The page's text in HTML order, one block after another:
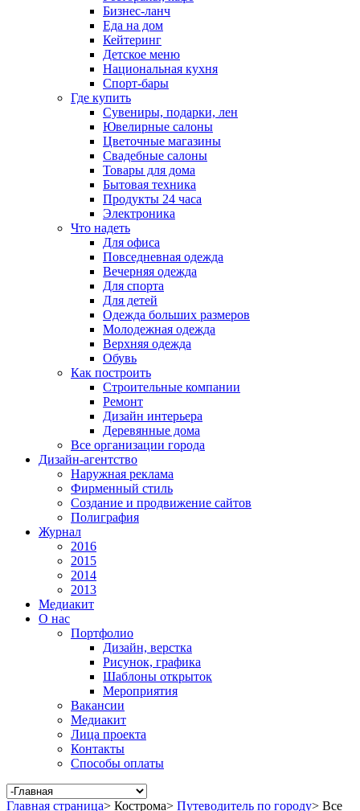
Бизнес-ланч
Еда на дом
Кейтеринг
Детское меню
Национальная кухня
Спорт-бары
Где купить
Сувениры, подарки, лен
Ювелирные салоны
Цветочные магазины
Свадебные салоны
Товары для дома
Бытовая техника
Продукты 24 часа
Электроника
Что надеть
Для офиса
Повседневная одежда
Вечерняя одежда
Для спорта
Для детей
Одежда больших размеров
Молодежная одежда
Верхняя одежда
Обувь
Как построить
Строительные компании
Ремонт
Дизайн интерьера
Деревянные дома
Все организации города
Дизайн-агентство
Наружная реклама
Фирменный стиль
Создание и продвижение сайтов
Полиграфия
Журнал
2016
2015
2014
2013
Медиакит
О нас
Портфолио
Дизайн, верстка
Рисунок, графика
Шаблоны открыток
Мероприятия
Вакансии
Медиакит
Лица проекта
Контакты
Способы оплаты
Главная страница> Кострома> Путеводитель по городу> Все